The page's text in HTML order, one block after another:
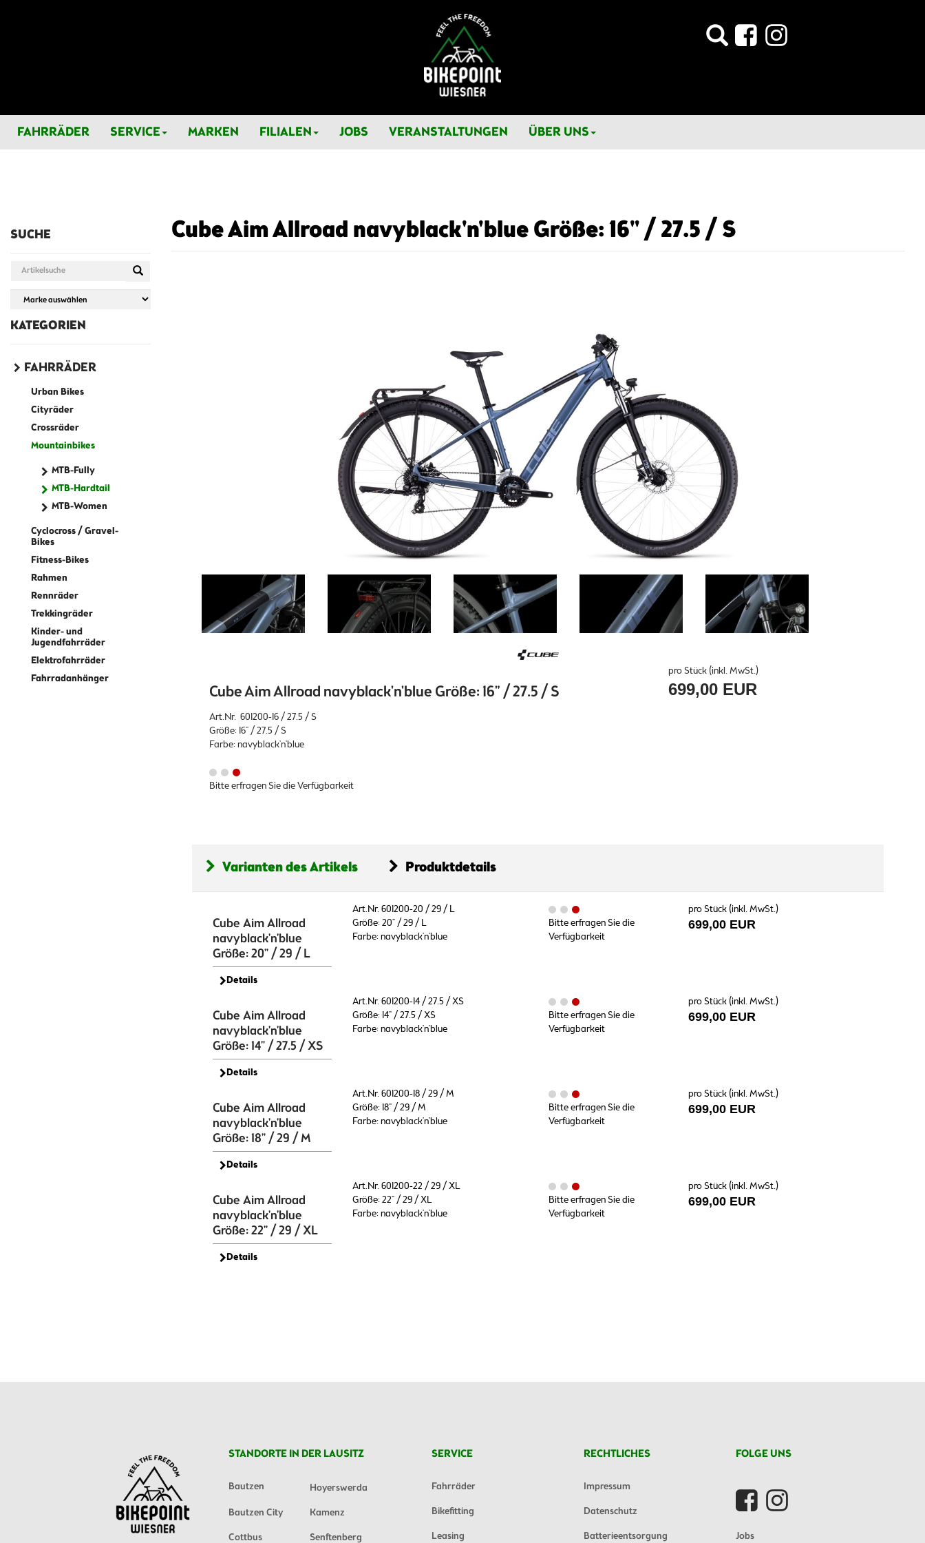
FAHRRÄDER SERVICE MARKEN FILIALEN JOBS VERANSTALTUNGEN ÜBER UNS
SUCHE
KATEGORIEN
FAHRRÄDER
Urban Bikes
Cityräder
Crossräder
Mountainbikes
MTB-Fully
MTB-Hardtail
MTB-Women
Cyclocross / Gravel-
Bikes
Fitness-Bikes
Rahmen
Rennräder
Trekkingräder
Kinder- und
Jugendfahrräder
Elektrofahrräder
Fahrradanhänger
Cube Aim Allroad navyblack'n'blue Größe: 16" / 27.5 / S
Cube Aim Allroad navyblack'n'blue Größe: 16" / 27.5 / S
Art.Nr. 601200-16 / 27.5 / S
Größe: 16" / 27.5 / S
Farbe: navyblack'n'blue
Bitte erfragen Sie die Verfügbarkeit
pro Stück (inkl. MwSt.)
699,00 EUR
Varianten des Artikels Produktdetails
Cube Aim Allroad
navyblack'n'blue
Größe: 20" / 29 / L
Details
Art.Nr. 601200-20 / 29 / L
Größe: 20" / 29 / L
Farbe: navyblack'n'blue
Bitte erfragen Sie die
Verfügbarkeit
pro Stück (inkl. MwSt.)
699,00 EUR
Cube Aim Allroad
navyblack'n'blue
Größe: 14" / 27.5 / XS
Details
Art.Nr. 601200-14 / 27.5 / XS
Größe: 14" / 27.5 / XS
Farbe: navyblack'n'blue
Bitte erfragen Sie die
Verfügbarkeit
pro Stück (inkl. MwSt.)
699,00 EUR
Cube Aim Allroad
navyblack'n'blue
Größe: 18" / 29 / M
Details
Art.Nr. 601200-18 / 29 / M
Größe: 18" / 29 / M
Farbe: navyblack'n'blue
Bitte erfragen Sie die
Verfügbarkeit
pro Stück (inkl. MwSt.)
699,00 EUR
Cube Aim Allroad
navyblack'n'blue
Größe: 22" / 29 / XL
Details
Art.Nr. 601200-22 / 29 / XL
Größe: 22" / 29 / XL
Farbe: navyblack'n'blue
Bitte erfragen Sie die
Verfügbarkeit
pro Stück (inkl. MwSt.)
699,00 EUR
STANDORTE IN DER LAUSITZ
Bautzen
Hoyerswerda
Bautzen City
Kamenz
Cottbus
Senftenberg
SERVICE
Fahrräder
Bikefitting
Leasing
RECHTLICHES
Impressum
Datenschutz
Batterieentsorgung
FOLGE UNS
Jobs